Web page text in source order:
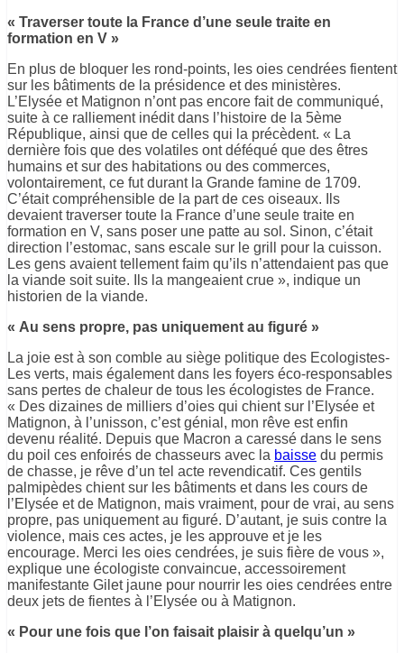
« Traverser toute la France d’une seule traite en
formation en V »
En plus de bloquer les rond-points, les oies cendrées fientent
sur les bâtiments de la présidence et des ministères.
L’Elysée et Matignon n’ont pas encore fait de communiqué,
suite à ce ralliement inédit dans l’histoire de la 5ème
République, ainsi que de celles qui la précèdent. « La
dernière fois que des volatiles ont déféqué que des êtres
humains et sur des habitations ou des commerces,
volontairement, ce fut durant la Grande famine de 1709.
C’était compréhensible de la part de ces oiseaux. Ils
devaient traverser toute la France d’une seule traite en
formation en V, sans poser une patte au sol. Sinon, c’était
direction l’estomac, sans escale sur le grill pour la cuisson.
Les gens avaient tellement faim qu’ils n’attendaient pas que
la viande soit suite. Ils la mangeaient crue », indique un
historien de la viande.
« Au sens propre, pas uniquement au figuré »
La joie est à son comble au siège politique des Ecologistes-
Les verts, mais également dans les foyers éco-responsables
sans pertes de chaleur de tous les écologistes de France.
« Des dizaines de milliers d’oies qui chient sur l’Elysée et
Matignon, à l’unisson, c’est génial, mon rêve est enfin
devenu réalité. Depuis que Macron a caressé dans le sens
du poil ces enfoirés de chasseurs avec la baisse du permis
de chasse, je rêve d’un tel acte revendicatif. Ces gentils
palmipèdes chient sur les bâtiments et dans les cours de
l’Elysée et de Matignon, mais vraiment, pour de vrai, au sens
propre, pas uniquement au figuré. D’autant, je suis contre la
violence, mais ces actes, je les approuve et je les
encourage. Merci les oies cendrées, je suis fière de vous »,
explique une écologiste convaincue, accessoirement
manifestante Gilet jaune pour nourrir les oies cendrées entre
deux jets de fientes à l’Elysée ou à Matignon.
« Pour une fois que l’on faisait plaisir à quelqu’un »